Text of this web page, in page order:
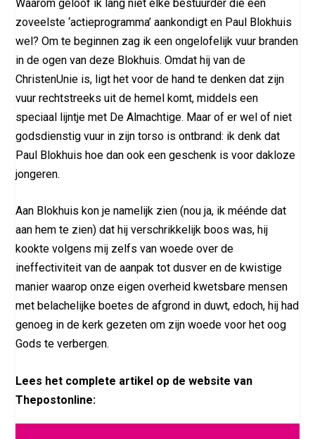
Waarom geloof ik lang niet elke bestuurder die een
zoveelste ‘actieprogramma’ aankondigt en Paul Blokhuis
wel? Om te beginnen zag ik een ongelofelijk vuur branden
in de ogen van deze Blokhuis. Omdat hij van de
ChristenUnie is, ligt het voor de hand te denken dat zijn
vuur rechtstreeks uit de hemel komt, middels een
speciaal lijntje met De Almachtige. Maar of er wel of niet
godsdienstig vuur in zijn torso is ontbrand: ik denk dat
Paul Blokhuis hoe dan ook een geschenk is voor dakloze
jongeren.
Aan Blokhuis kon je namelijk zien (nou ja, ik méénde dat
aan hem te zien) dat hij verschrikkelijk boos was, hij
kookte volgens mij zelfs van woede over de
ineffectiviteit van de aanpak tot dusver en de kwistige
manier waarop onze eigen overheid kwetsbare mensen
met belachelijke boetes de afgrond in duwt, edoch, hij had
genoeg in de kerk gezeten om zijn woede voor het oog
Gods te verbergen.
Lees het complete artikel op de website van
Thepostonline: